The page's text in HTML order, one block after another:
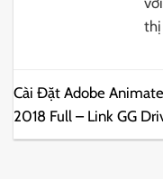
thị
Cài Đặt Adobe
2018 Full – Link GG